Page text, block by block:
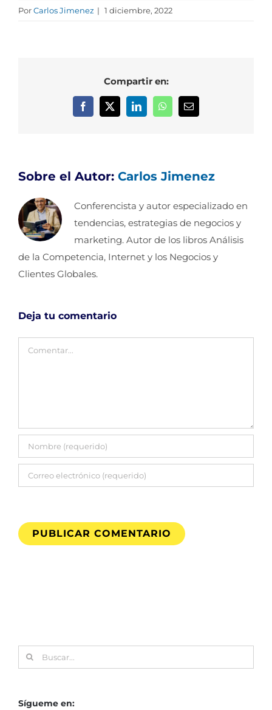
PorCarlos Jimenez | 1 diciembre, 2022
Compartir en:
Facebook
X LinkedInWhatsAppCorreo
Sobre el Autor: Carlos Jimenez
Conferencista y autor especializado en
tendencias, estrategias de negocios y
marketing. Autor de los libros Análisis
de la Competencia, Internet y los Negocios y
Clientes Globales.
Deja tu comentario
Comentar
Buscar:
Sígueme en: